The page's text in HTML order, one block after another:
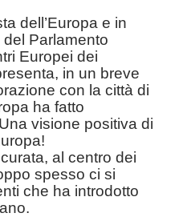
dell’Europa e in
Parlamento
Europei dei
in un breve
con la città di
ha fatto
visione positiva di
al centro dei
spesso ci si
che ha introdotto